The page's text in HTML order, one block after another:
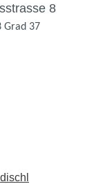
8
Grad 37